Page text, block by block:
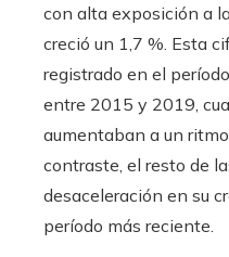
con alta exposición a
creció un 1,7 %. Esta
registrado en el
entre 2015 y 2019,
aumentaban a un
contraste, el resto de
desaceleración en su
período más reciente.